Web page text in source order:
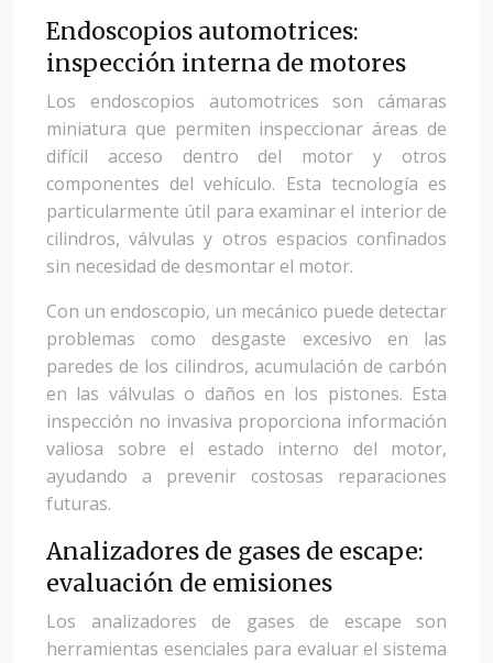
Endoscopios automotrices:
inspección interna de motores
Los endoscopios automotrices son cámaras
miniatura que permiten inspeccionar áreas de
difícil acceso dentro del motor y otros
componentes del vehículo. Esta tecnología es
particularmente útil para examinar el interior de
cilindros, válvulas y otros espacios confinados
sin necesidad de desmontar el motor.
Con un endoscopio, un mecánico puede detectar
problemas como desgaste excesivo en las
paredes de los cilindros, acumulación de carbón
en las válvulas o daños en los pistones. Esta
inspección no invasiva proporciona información
valiosa sobre el estado interno del motor,
ayudando a prevenir costosas reparaciones
futuras.
Analizadores de gases de escape:
evaluación de emisiones
Los analizadores de gases de escape son
herramientas esenciales para evaluar el sistema